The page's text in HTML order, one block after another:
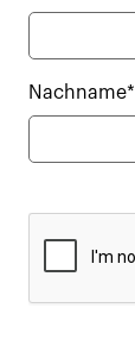
Nachname*